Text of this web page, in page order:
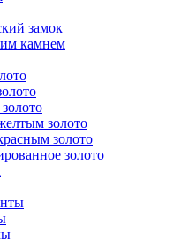
замок
камнем
золото
золото
золото